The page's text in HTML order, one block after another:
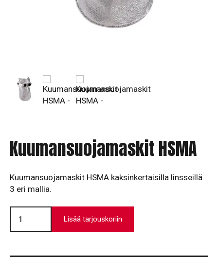
Kuumansuojamaskit HSMA
Kuumansuojamaskit HSMA kaksinkertaisilla linsseillä.
3 eri mallia.
Kuumansuojamaskit
HSMA
määrä
Lisää tarjouskoriin